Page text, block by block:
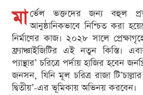
মা র্ভেল ভক্তদের জন্য বহুল
আনুষ্ঠানিকভাবে নিশ্চিত করা
নির্মাণের কাজ। ২০২৮ সালে
ফ্র্যাঞ্চাইজিটির এই নতুন কিস্তি।
প্যান্থার’ চরিত্রে পর্দায় হাজির হবেন
জনসন, যিনি মূল চরিত্র রাজা টি’চাল্লার
দ্বিতীয়’-এর ভূমিকায় অভিনয় করবেন।